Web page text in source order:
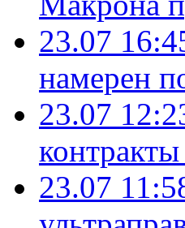
23.07
намерен
23.07
23.07